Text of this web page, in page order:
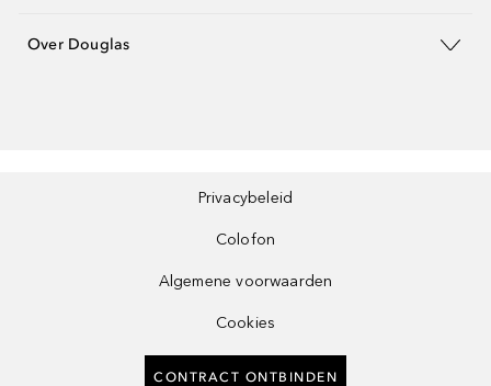
Over Douglas
Privacybeleid
Colofon
Algemene voorwaarden
Cookies
CONTRACT ONTBINDEN